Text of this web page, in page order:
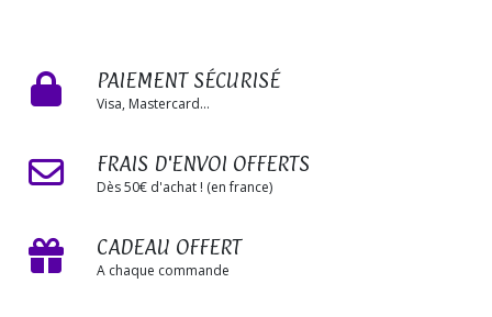
PAIEMENT SÉCURISÉ
Visa, Mastercard...
FRAIS D'ENVOI OFFERTS
Dès 50€ d'achat ! (en france)
CADEAU OFFERT
A chaque commande